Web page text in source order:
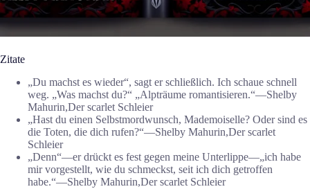
Zitate
„Du machst es wieder“, sagt er schließlich. Ich schaue schnell
weg. „Was machst du?“ „Alpträume romantisieren.“―Shelby
Mahurin,Der scarlet Schleier
„Hast du einen Selbstmordwunsch, Mademoiselle? Oder sind es
die Toten, die dich rufen?“―Shelby Mahurin,Der scarlet
Schleier
„Denn“—er drückt es fest gegen meine Unterlippe—„ich habe
mir vorgestellt, wie du schmeckst, seit ich dich getroffen
habe.“―Shelby Mahurin,Der scarlet Schleier